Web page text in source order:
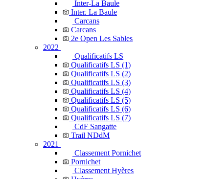
Inter-La Baule
Inter. La Baule
Carcans
Carcans
2e Open Les Sables
2022
Qualificatifs LS
Qualificatifs LS (1)
Qualificatifs LS (2)
Qualificatifs LS (3)
Qualificatifs LS (4)
Qualificatifs LS (5)
Qualificatifs LS (6)
Qualificatifs LS (7)
CdF Sangatte
Trail NDdM
2021
Classement Pornichet
Pornichet
Classement Hyères